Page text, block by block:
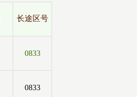
长途区号
0833
0833